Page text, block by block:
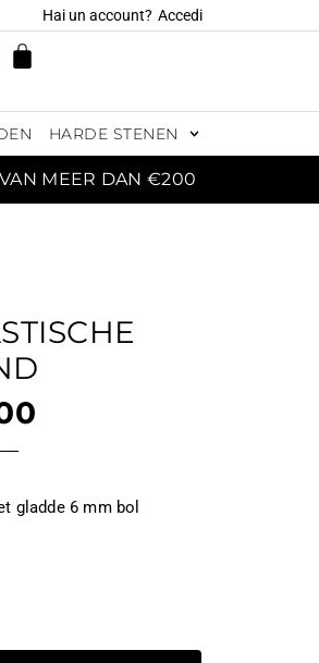
Hai un account? Accedi
HARDE STENEN
MEER DAN €200
gladde 6 mm bol